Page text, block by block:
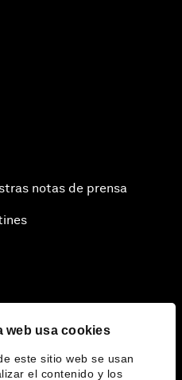
web usa cookies
este sitio web se usan
el contenido y los
notas de prensa